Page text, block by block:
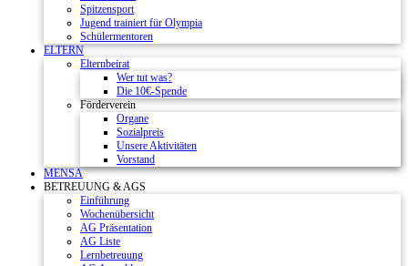
Spitzensport
Jugend trainiert für Olympia
Schülermentoren
ELTERN
Elternbeirat
Wer tut was?
Die 10€-Spende
Förderverein
Organe
Sozialpreis
Unsere Aktivitäten
Vorstand
MENSA
BETREUUNG & AGS
Einführung
Wochenübersicht
AG Präsentation
AG Liste
Lernbetreuung